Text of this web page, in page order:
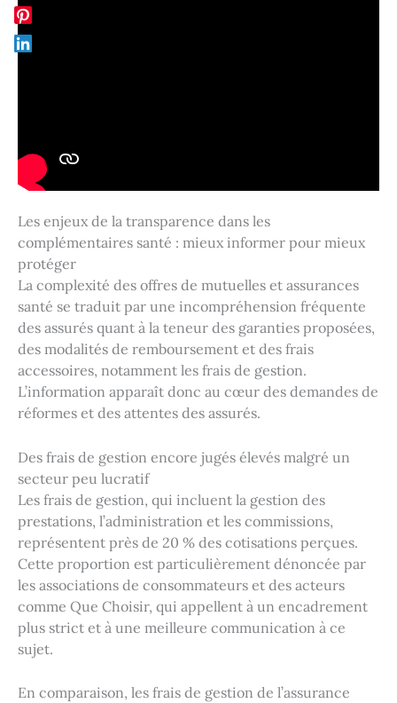
Les enjeux de la transparence dans les
complémentaires santé : mieux informer pour mieux
protéger
La complexité des offres de mutuelles et assurances
santé se traduit par une incompréhension fréquente
des assurés quant à la teneur des garanties proposées,
des modalités de remboursement et des frais
accessoires, notamment les frais de gestion.
L’information apparaît donc au cœur des demandes de
réformes et des attentes des assurés.
Des frais de gestion encore jugés élevés malgré un
secteur peu lucratif
Les frais de gestion, qui incluent la gestion des
prestations, l’administration et les commissions,
représentent près de 20 % des cotisations perçues.
Cette proportion est particulièrement dénoncée par
les associations de consommateurs et des acteurs
comme Que Choisir, qui appellent à un encadrement
plus strict et à une meilleure communication à ce
sujet.
En comparaison, les frais de gestion de l’assurance